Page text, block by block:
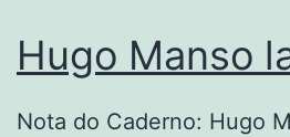
Hugo Manso
Nota do Caderno: Hugo